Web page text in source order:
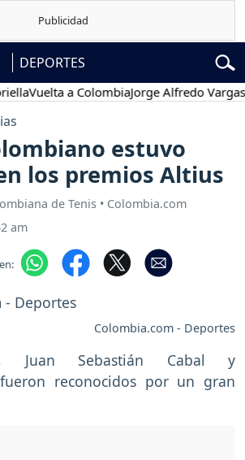
DEPORTES
Vuelta a ColombiaJorge Alfredo Vargas
estuvo
los premios Altius
de Tenis • Colombia.com
am
Colombia.com - Deportes
Juan Sebastián Cabal y
reconocidos por un gran